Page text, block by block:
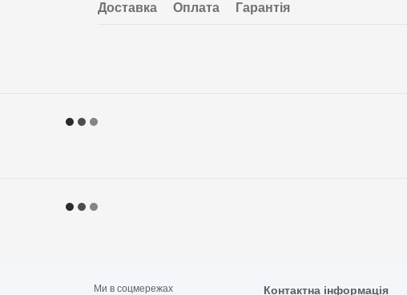
Доставка Оплата Гарантія
Ми в соцмережах Контактна інформація